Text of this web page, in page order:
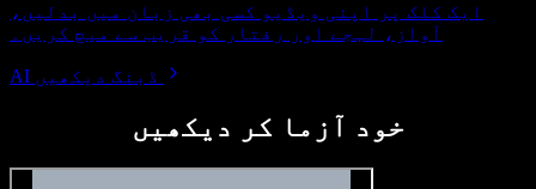
ایک کلک پر اپنی ویڈیو کسی بھی زبان میں بدلیں،
آواز، لہجے اور رفتار کو قریب سے میچ کریں۔
AI ڈبنگ دیکھیں
خود آزما کر دیکھیں